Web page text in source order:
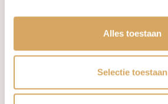
Alles toestaan
Selectie toestaan
Leveringsvoorwaarden
Privacy Policy